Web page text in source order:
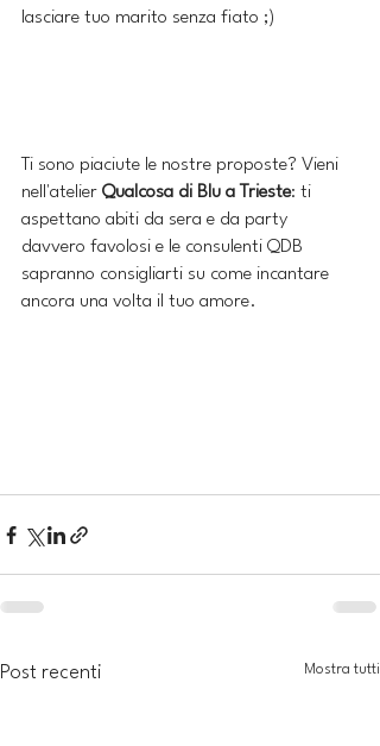
lasciare tuo marito senza fiato ;)
Ti sono piaciute le nostre proposte? Vieni
nell'atelier Qualcosa di Blu a Trieste: ti
aspettano abiti da sera e da party
davvero favolosi e le consulenti QDB
sapranno consigliarti su come incantare
ancora una volta il tuo amore.
Post recenti Mostra tutti